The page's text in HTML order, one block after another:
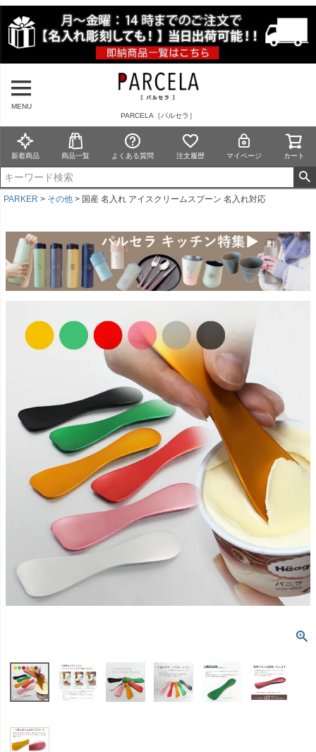
MENU
PARCELA［パルセラ］
新着商品 商品一覧 よくある質問 注文履歴 マイページ カート
PARKER その他 国産 名入れ アイスクリームスプーン 名入れ対応